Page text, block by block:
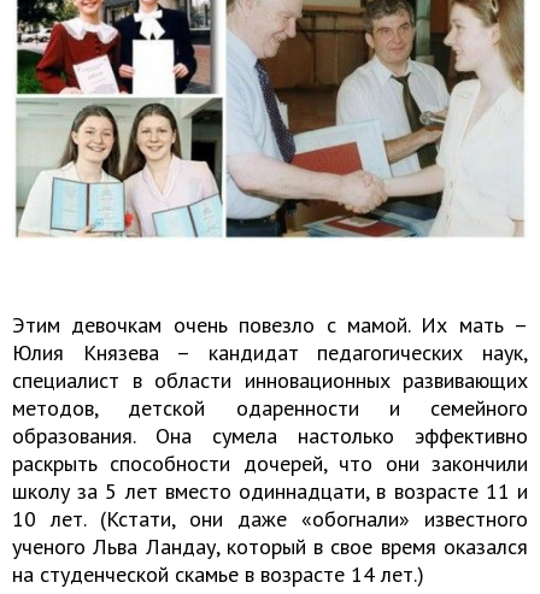
Этим девочкам очень повезло с мамой. Их мать –
Юлия Князева – кандидат педагогических наук,
специалист в области инновационных развивающих
методов, детской одаренности и семейного
образования. Она сумела настолько эффективно
раскрыть способности дочерей, что они закончили
школу за 5 лет вместо одиннадцати, в возрасте 11 и
10 лет. (Кстати, они даже «обогнали» известного
ученого Льва Ландау, который в свое время оказался
на студенческой скамье в возрасте 14 лет.)